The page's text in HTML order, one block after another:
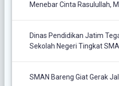
Menebar Cinta Rasulullah,
Dinas Pendidikan Jatim
Sekolah Negeri Tingkat
SMAN Bareng Giat Gerak